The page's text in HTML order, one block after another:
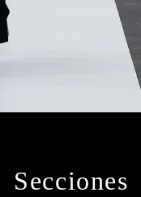
Secciones